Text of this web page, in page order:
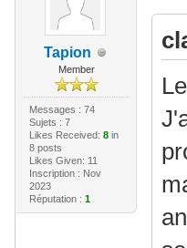
Tapion
Member
Messages : 74
Sujets : 7
Likes Received: 8in
8 posts
Likes Given: 11
Inscription : Nov
2023
Réputation : 1